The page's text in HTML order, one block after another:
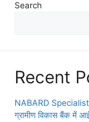
Search
Recent
NABARD
ग्रामीण विकास बैंक में